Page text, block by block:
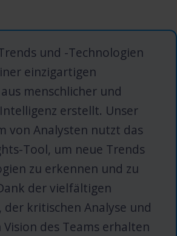
und -Technologien
einzigartigen
menschlicher und
erstellt. Unser
von Analysten nutzt das
Tool, um neue Trends
zu erkennen und zu
der vielfältigen
der kritischen Analyse und
des Teams erhalten